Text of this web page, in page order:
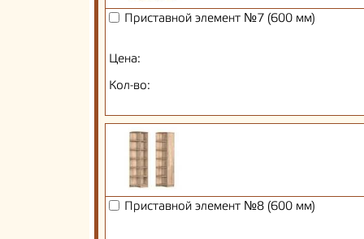
Приставной элемент №7 (600 мм)
Цена:
Кол-во:
Приставной элемент №8 (600 мм)